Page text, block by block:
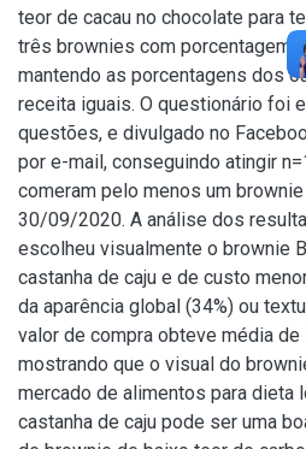
teor de cacau no chocolate para
três brownies com porcentagem
mantendo as porcentagens dos
receita iguais. O questionário foi
questões, e divulgado no
por e-mail, conseguindo atingir
comeram pelo menos um
30/09/2020. A análise dos
escolheu visualmente o brownie
castanha de caju e de custo
da aparência global (34%) ou
valor de compra obteve média de
mostrando que o visual do
mercado de alimentos para dieta
castanha de caju pode ser uma